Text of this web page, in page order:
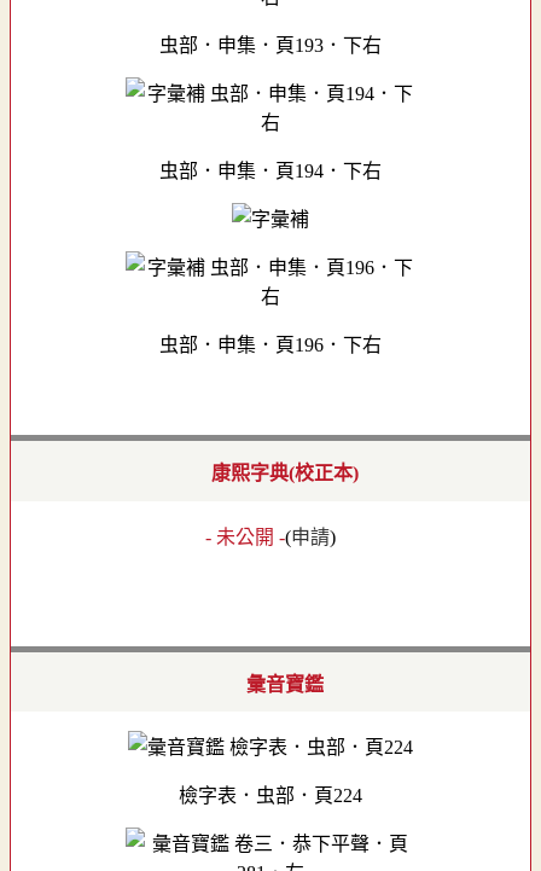
虫部．申集．頁193．下右
虫部．申集．頁194．下右
虫部．申集．頁196．下右
康熙字典(校正本)
- 未公開 -(申請)
彙音寶鑑
檢字表．虫部．頁224